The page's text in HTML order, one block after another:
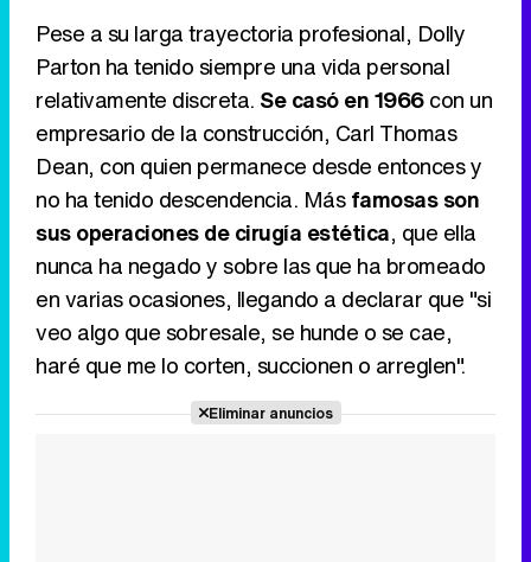
Pese a su larga trayectoria profesional, Dolly
Parton ha tenido siempre una vida personal
relativamente discreta. Se casó en 1966con un
empresario de la construcción, Carl Thomas
Dean, con quien permanece desde entonces y
no ha tenido descendencia. Másfamosas son
sus operaciones de cirugía estética, que ella
nunca ha negado y sobre las que ha bromeado
en varias ocasiones, llegando a declarar que "si
veo algo que sobresale, se hunde o se cae,
haré que me lo corten, succionen o arreglen".
Eliminar anuncios